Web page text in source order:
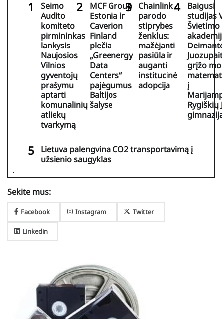
Seimo
Audito
komiteto
pirmininkas
lankysis
Naujosios
Vilnios
gyventojų
prašymu
aptarti
komunalinių
atliekų
tvarkymą
MCF Group
Estonia ir
Caverion
Finland
plečia
„Greenergy
Data
Centers“
pajėgumus
Baltijos
šalyse
Chainlink
parodo
stiprybės
ženklus:
mažėjanti
pasiūla ir
auganti
institucinė
adopcija
Baigusi
studijas
Švietimo
grįžo
į
Rygiškių
Lietuva palengvina CO2 transportavimą į
užsienio saugyklas
Sekite mus:
Facebook Instagram Twitter
Linkedin